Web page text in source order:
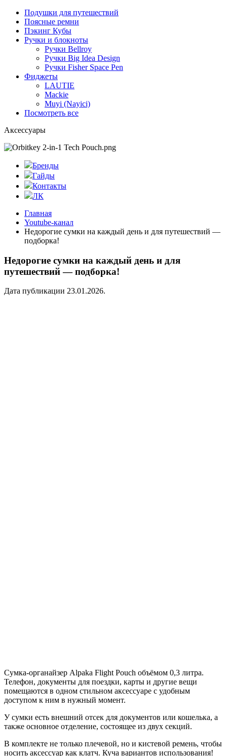
Подушки для путешествий
Поясные ремни
Пэкинг Кубы
Ручки и блокноты
Ручки Bellroy
Ручки Big Idea Design
Ручки Fisher Space Pen
Фиджеты
LAUTIE
Mackie
Muyi (Nayici)
Посмотреть все
Аксессуары
Бренды
Гайды
Контакты
ЛК
Главная
Youtube-канал
Недорогие сумки на каждый день и для путешествий —
подборка!
Недорогие сумки на каждый день и для
путешествий — подборка!
Дата публикации 23.01.2026.
Сумка-органайзер Alpaka Flight Pouch объёмом 0,3 литра.
Телефон, документы для поездки, карты и другие вещи
помещаются в одном стильном аксессуаре с удобным
доступом к ним в нужный момент.
У сумки есть внешний отсек для документов или кошелька, а
также основное отделение, состоящее из двух секций.
В комплекте не только плечевой, но и кистевой ремень, чтобы
носить аксессуар как клатч. Куча вариантов использования!